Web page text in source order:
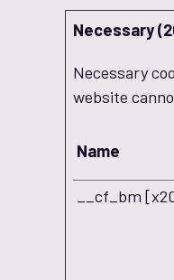
Necessary
Necessary
website
Name
__cf_bm